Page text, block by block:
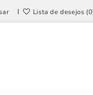
Lista de desejos